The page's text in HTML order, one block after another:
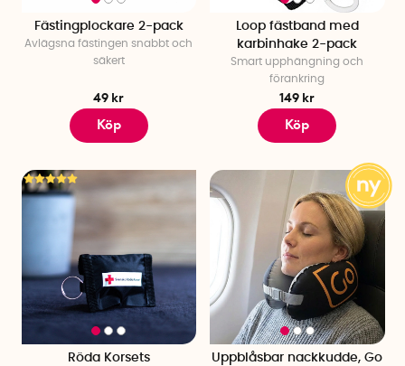
Fästingplockare 2-pack
Avlägsna fästingen snabbt och
säkert
49 kr
Köp
Loop fästband med
karbinhake 2-pack
Smart upphängning och
förankring
149 kr
Köp
Röda Korsets
Uppblåsbar nackkudde, Go